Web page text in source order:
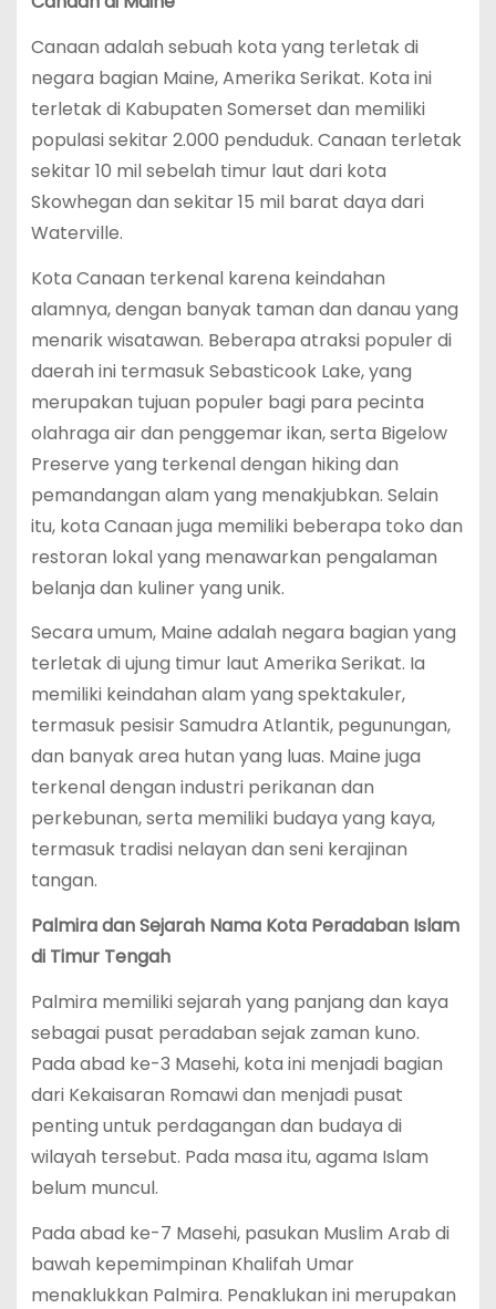
Canaan adalah sebuah kota yang terletak di
negara bagian Maine, Amerika Serikat. Kota ini
terletak di Kabupaten Somerset dan memiliki
populasi sekitar 2.000 penduduk. Canaan terletak
sekitar 10 mil sebelah timur laut dari kota
Skowhegan dan sekitar 15 mil barat daya dari
Waterville.
Kota Canaan terkenal karena keindahan
alamnya, dengan banyak taman dan danau yang
menarik wisatawan. Beberapa atraksi populer di
daerah ini termasuk Sebasticook Lake, yang
merupakan tujuan populer bagi para pecinta
olahraga air dan penggemar ikan, serta Bigelow
Preserve yang terkenal dengan hiking dan
pemandangan alam yang menakjubkan. Selain
itu, kota Canaan juga memiliki beberapa toko dan
restoran lokal yang menawarkan pengalaman
belanja dan kuliner yang unik.
Secara umum, Maine adalah negara bagian yang
terletak di ujung timur laut Amerika Serikat. Ia
memiliki keindahan alam yang spektakuler,
termasuk pesisir Samudra Atlantik, pegunungan,
dan banyak area hutan yang luas. Maine juga
terkenal dengan industri perikanan dan
perkebunan, serta memiliki budaya yang kaya,
termasuk tradisi nelayan dan seni kerajinan
tangan.
Palmira dan Sejarah Nama Kota Peradaban Islam
di Timur Tengah
Palmira memiliki sejarah yang panjang dan kaya
sebagai pusat peradaban sejak zaman kuno.
Pada abad ke-3 Masehi, kota ini menjadi bagian
dari Kekaisaran Romawi dan menjadi pusat
penting untuk perdagangan dan budaya di
wilayah tersebut. Pada masa itu, agama Islam
belum muncul.
Pada abad ke-7 Masehi, pasukan Muslim Arab di
bawah kepemimpinan Khalifah Umar
menaklukkan Palmira. Penaklukan ini merupakan